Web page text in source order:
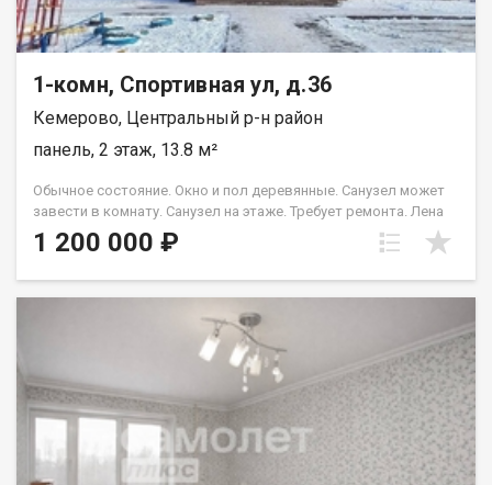
1-комн, Спортивная ул, д.36
Кемерово, Центральный р-н район
панель, 2 этаж, 13.8 м²
Обычное состояние. Окно и пол деревянные. Санузел может
завести в комнату. Санузел на этаже. Требует ремонта. Лена
Васильева
1 200 000 ₽